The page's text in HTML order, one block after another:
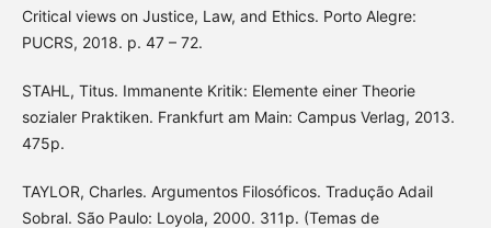
Critical views on Justice, Law, and Ethics. Porto Alegre:
PUCRS, 2018. p. 47 – 72.
STAHL, Titus. Immanente Kritik: Elemente einer Theorie
sozialer Praktiken. Frankfurt am Main: Campus Verlag, 2013.
475p.
TAYLOR, Charles. Argumentos Filosóficos. Tradução Adail
Sobral. São Paulo: Loyola, 2000. 311p. (Temas de